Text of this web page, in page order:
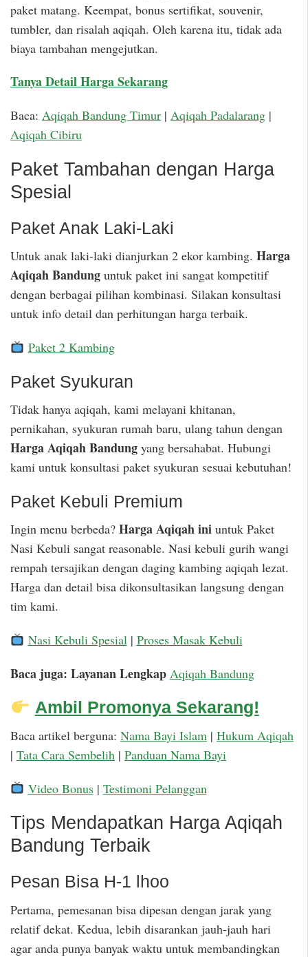
paket matang. Keempat, bonus sertifikat, souvenir,
tumbler, dan risalah aqiqah. Oleh karena itu, tidak ada
biaya tambahan mengejutkan.
Tanya Detail Harga Sekarang
Baca: Aqiqah Bandung Timur | Aqiqah Padalarang |
Aqiqah Cibiru
Paket Tambahan dengan Harga
Spesial
Paket Anak Laki-Laki
Untuk anak laki-laki dianjurkan 2 ekor kambing. Harga
Aqiqah Bandung untuk paket ini sangat kompetitif
dengan berbagai pilihan kombinasi. Silakan konsultasi
untuk info detail dan perhitungan harga terbaik.
Paket 2 Kambing
Paket Syukuran
Tidak hanya aqiqah, kami melayani khitanan,
pernikahan, syukuran rumah baru, ulang tahun dengan
Harga Aqiqah Bandung yang bersahabat. Hubungi
kami untuk konsultasi paket syukuran sesuai kebutuhan!
Paket Kebuli Premium
Ingin menu berbeda? Harga Aqiqah ini untuk Paket
Nasi Kebuli sangat reasonable. Nasi kebuli gurih wangi
rempah tersajikan dengan daging kambing aqiqah lezat.
Harga dan detail bisa dikonsultasikan langsung dengan
tim kami.
Nasi Kebuli Spesial| Proses Masak Kebuli
Baca juga: Layanan Lengkap Aqiqah Bandung
Ambil Promonya Sekarang!
Baca artikel berguna: Nama Bayi Islam | Hukum Aqiqah
| Tata Cara Sembelih | Panduan Nama Bayi
Video Bonus| Testimoni Pelanggan
Tips Mendapatkan Harga Aqiqah
Bandung Terbaik
Pesan Bisa H-1 lhoo
Pertama, pemesanan bisa dipesan dengan jarak yang
relatif dekat. Kedua, lebih disarankan jauh-jauh hari
agar anda punya banyak waktu untuk membandingkan